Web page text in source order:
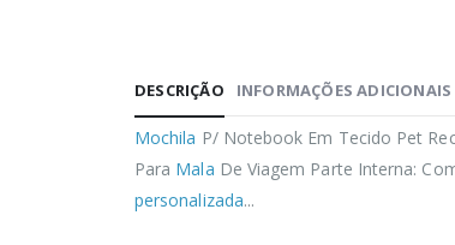
DESCRIÇÃO INFORMAÇÕES ADICIONAIS
Mochila P/ Notebook Em Tecido Pet
Para Mala De Viagem Parte Interna:
personalizada...